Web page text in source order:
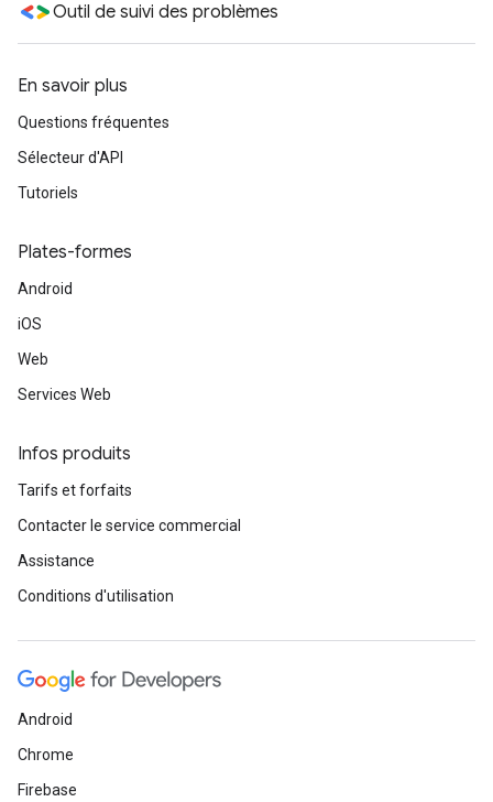
Outil de suivi des problèmes
En savoir plus
Questions fréquentes
Sélecteur d'API
Tutoriels
Plates-formes
Android
iOS
Web
Services Web
Infos produits
Tarifs et forfaits
Contacter le service commercial
Assistance
Conditions d'utilisation
Android
Chrome
Firebase